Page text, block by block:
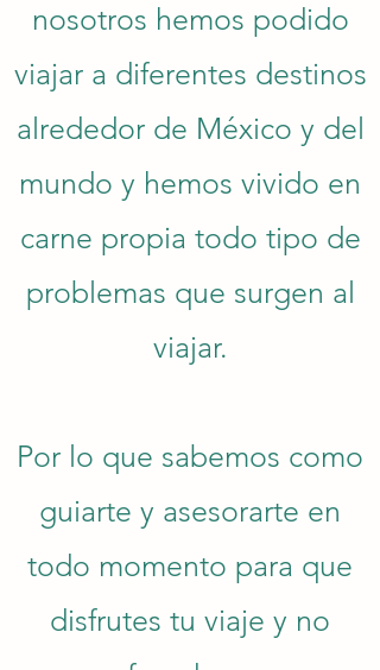
nosotros hemos podido
viajar a diferentes destinos
alrededor de México y del
mundo y hemos vivido en
carne propia todo tipo de
problemas que surgen al
viajar.
Por lo que sabemos como
guiarte y asesorarte en
todo momento para que
disfrutes tu viaje y no